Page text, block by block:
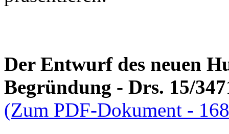
Der Entwurf des neuen
Begründung - Drs. 15/
(Zum PDF-Dokument -